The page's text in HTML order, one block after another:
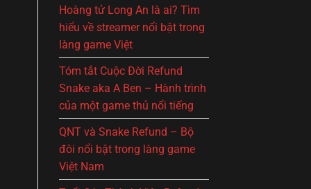
Hoàng tử Long An là ai? Tìm
hiểu về streamer nổi bật trong
làng game Việt
Tóm tắt Cuộc Đời Refund
Snake aka A Ben – Hành trình
của một game thủ nổi tiếng
QNT và Snake Refund – Bộ
đôi nổi bật trong làng game
Việt Nam